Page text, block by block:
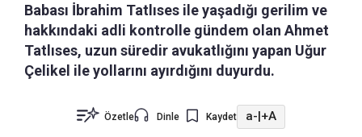
Babası İbrahim Tatlıses ile yaşadığı gerilim ve
hakkındaki adli kontrolle gündem olan Ahmet
Tatlıses, uzun süredir avukatlığını yapan Uğur
Çelikel ile yollarını ayırdığını duyurdu.
Özetle Dinle Kaydet a- +A